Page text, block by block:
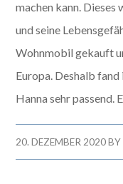
machen kann. Dieses
und seine
Wohnmobil gekauft
Europa. Deshalb
Hanna sehr passend.
20. DEZEMBER 2020BY